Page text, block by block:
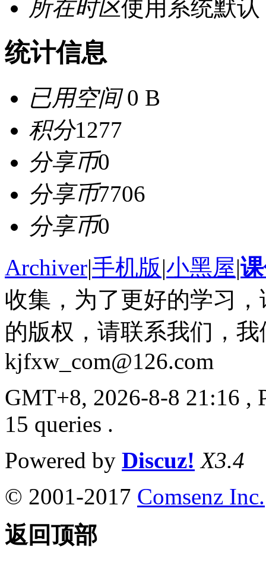
所在时区使用系统默认
统计信息
已用空间0 B
积分1277
分享币0
分享币7706
分享币0
Archiver|手机版|小黑屋|
收集，为了更好的学习
的版权，请联系我们，
kjfxw_com@126.com
GMT+8, 2026-8-8 21:16 ,
15 queries .
Powered by Discuz! X3.4
© 2001-2017 Comsenz Inc.
返回顶部